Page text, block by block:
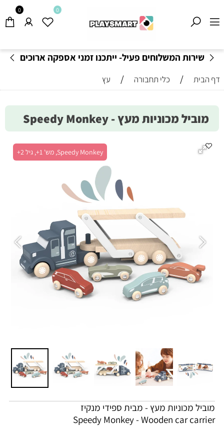
שירות המשלוחים פעיל- ייתכנו זמני אספקה ארוכים
0 0
דף הבית / כלי תחבורה / עץ
מוביל מכוניות מעץ - Speedy Monkey
Speedy Monkey, מש' 1+, גיל 2+
מוביל מכוניות מעץ - מבית ספידי מנקיז
Speedy Monkey - Wooden car carrier